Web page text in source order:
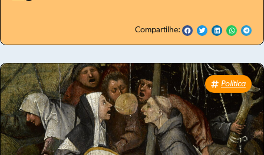
Compartilhe:
Política